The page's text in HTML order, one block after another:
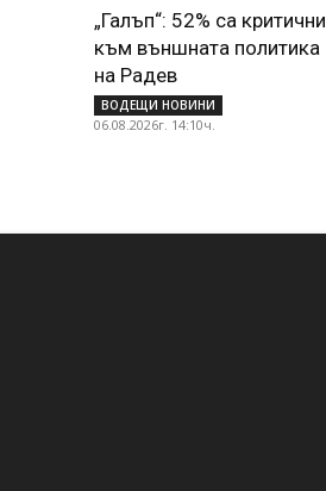
„Галъп“: 52% са критични
към външната политика
на Радев
ВОДЕЩИ НОВИНИ
06.08.2026г. 14:10ч.